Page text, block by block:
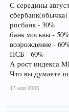
С середины
сбербанк(обычка)
росбанк - 30%
банк москвы - 50%
возрождение -
ПСБ - 60%
А рост индекса
Что вы думаете
17 ноя 2006